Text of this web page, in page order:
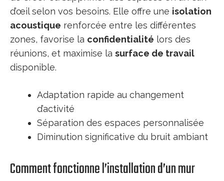
d’œil selon vos besoins. Elle offre une isolation
acoustique renforcée entre les différentes
zones, favorise la confidentialité lors des
réunions, et maximise la surface de travail
disponible.
Adaptation rapide au changement
d’activité
Séparation des espaces personnalisée
Diminution significative du bruit ambiant
Comment fonctionne l’installation d’un mur